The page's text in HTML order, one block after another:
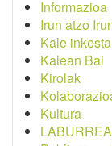
Informazioa
Irun atzo
Kale inkesta
Kalean Bai
Kirolak
Kultura